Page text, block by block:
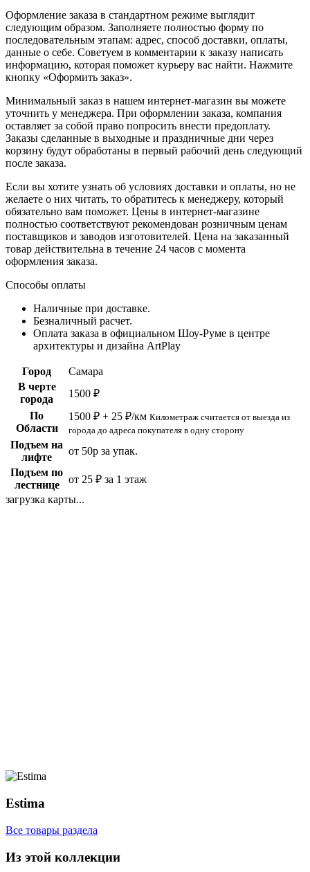
Оформление заказа в стандартном режиме выглядит
следующим образом. Заполняете полностью форму по
последовательным этапам: адрес, способ доставки, оплаты,
данные о себе. Советуем в комментарии к заказу написать
информацию, которая поможет курьеру вас найти. Нажмите
кнопку «Оформить заказ».
Минимальный заказ в нашем интернет-магазин вы можете
уточнить у менеджера. При оформлении заказа, компания
оставляет за собой право попросить внести предоплату.
Заказы сделанные в выходные и праздничные дни через
корзину будут обработаны в первый рабочий день следующий
после заказа.
Если вы хотите узнать об условиях доставки и оплаты, но не
желаете о них читать, то обратитесь к менеджеру, который
обязательно вам поможет. Цены в интернет-магазине
полностью соответствуют рекомендован розничным ценам
поставщиков и заводов изготовителей. Цена на заказанный
товар действительна в течение 24 часов с момента
оформления заказа.
Способы оплаты
Наличные при доставке.
Безналичный расчет.
Оплата заказа в официальном Шоу-Руме в центре
архитектуры и дизайна ArtPlay
Город
Самара
В черте
города
1500 ₽
По
Области
1500 ₽ + 25 ₽/км Километраж считается от выезда из
города до адреса покупателя в одну сторону
Подъем на
лифте
от 50р за упак.
Подъем по
лестнице
от 25 ₽ за 1 этаж
загрузка карты...
Estima
Все товары раздела
Из этой коллекции